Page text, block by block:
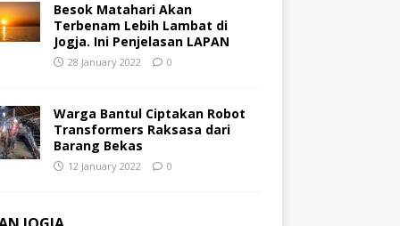
Besok Matahari Akan
Terbenam Lebih Lambat di
Jogja. Ini Penjelasan LAPAN
28 January 2022 0
Warga Bantul Ciptakan Robot
Transformers Raksasa dari
Barang Bekas
12 January 2022 0